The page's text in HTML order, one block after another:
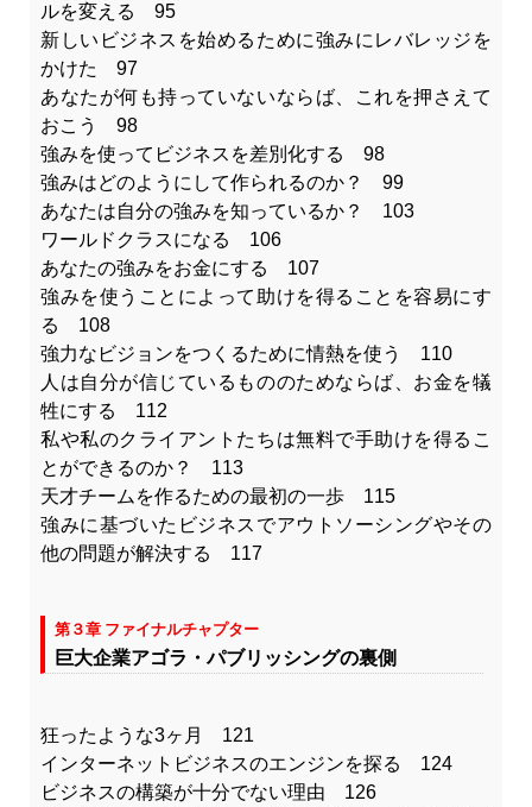
ルを変える 95
新しいビジネスを始めるために強みにレバレッジを
かけた 97
あなたが何も持っていないならば、これを押さえて
おこう 98
強みを使ってビジネスを差別化する 98
強みはどのようにして作られるのか？ 99
あなたは自分の強みを知っているか？ 103
ワールドクラスになる 106
あなたの強みをお金にする 107
強みを使うことによって助けを得ることを容易にす
る 108
強力なビジョンをつくるために情熱を使う 110
人は自分が信じているもののためならば、お金を犠
牲にする 112
私や私のクライアントたちは無料で手助けを得るこ
とができるのか？ 113
天才チームを作るための最初の一歩 115
強みに基づいたビジネスでアウトソーシングやその
他の問題が解決する 117
第３章 ファイナルチャプター
巨大企業アゴラ・パブリッシングの裏側
狂ったような3ヶ月 121
インターネットビジネスのエンジンを探る 124
ビジネスの構築が十分でない理由 126